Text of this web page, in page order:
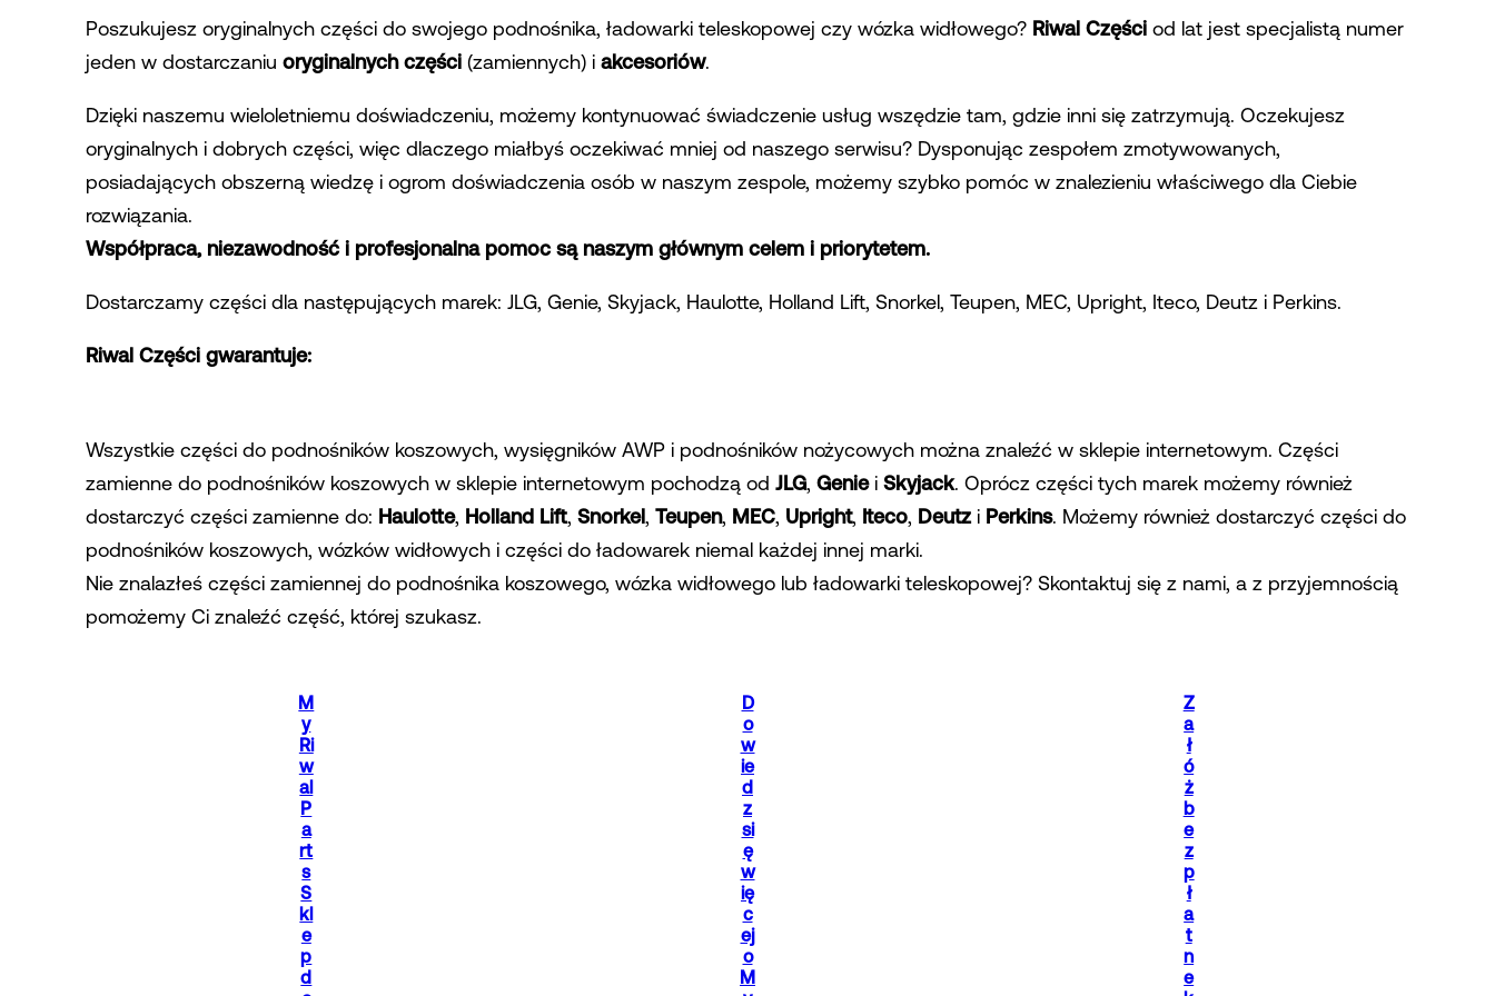
Poszukujesz oryginalnych części do swojego podnośnika, ładowarki teleskopowej czy wózka widłowego? Riwal Części od lat jest specjalistą numer
jeden w dostarczaniu oryginalnych części (zamiennych) i akcesoriów.
Dzięki naszemu wieloletniemu doświadczeniu, możemy kontynuować świadczenie usług wszędzie tam, gdzie inni się zatrzymują. Oczekujesz
oryginalnych i dobrych części, więc dlaczego miałbyś oczekiwać mniej od naszego serwisu? Dysponując zespołem zmotywowanych,
posiadających obszerną wiedzę i ogrom doświadczenia osób w naszym zespole, możemy szybko pomóc w znalezieniu właściwego dla Ciebie
rozwiązania.
Współpraca, niezawodność i profesjonalna pomoc są naszym głównym celem i priorytetem.
Dostarczamy części dla następujących marek: JLG, Genie, Skyjack, Haulotte, Holland Lift, Snorkel, Teupen, MEC, Upright, Iteco, Deutz i Perkins.
Riwal Części gwarantuje:
Wszystkie części do podnośników koszowych, wysięgników AWP i podnośników nożycowych można znaleźć w sklepie internetowym. Części
zamienne do podnośników koszowych w sklepie internetowym pochodzą od JLG, Geniei Skyjack. Oprócz części tych marek możemy również
dostarczyć części zamienne do: Haulotte, Holland Lift, Snorkel, Teupen, MEC, Upright, Iteco, Deutzi Perkins. Możemy również dostarczyć części do
podnośników koszowych, wózków widłowych i części do ładowarek niemal każdej innej marki.
Nie znalazłeś części zamiennej do podnośnika koszowego, wózka widłowego lub ładowarki teleskopowej? Skontaktuj się z nami, a z przyjemnością
pomożemy Ci znaleźć część, której szukasz.
M
y
Ri
w
al
P
a
rt
s
S
kl
e
p
d
D
o
w
ie
d
z
si
ę
w
ię
c
ej
o
M
Z
a
ł
ó
ż
b
e
z
p
ł
a
t
n
e